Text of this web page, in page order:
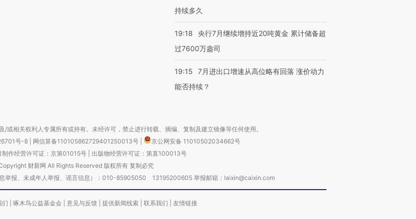
持续多久
19:18
央行7月继续增持近20吨黄金 累计储备超
过7600万盎司
19:15
7月进出口增速从高位略有回落 涨价动力
能否持续？
/或相关权利人专属所有或持有。未经许可，禁止进行转载、摘编、复制及建立镜像等任何使用。
号-8 网信算备110105862729401250013号
京公网安备 11010502034662号
制作经营许可证：京第01015号| 出版物经营许可证：第直100013号
财新网 All Rights Reserved 版权所有 复制必究
举报、未成年人举报、谣言信息）：010-85905050 13195200605 举报邮箱：laixin@caixin.com
们 啄木鸟公益基金会 意见与反馈 提供新闻线索 联系我们 友情链接